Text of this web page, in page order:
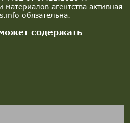
агентства активная
обязательна.
содержать